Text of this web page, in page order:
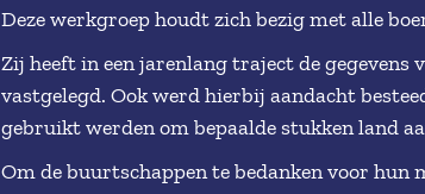
De
wordt
Maar
Deze werkgroep houdt zich bezig met alle
Zij heeft in een jarenlang traject de gegevens
vastgelegd. Ook werd hierbij aandacht
gebruikt werden om bepaalde stukken land
Om de buurtschappen te bedanken voor